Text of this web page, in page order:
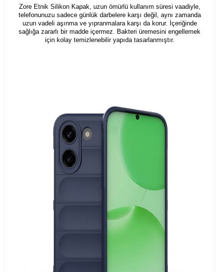
Zore Etnik Silikon Kapak, uzun ömürlü kullanım süresi vaadiyle,
telefonunuzu sadece günlük darbelere karşı değil, aynı zamanda
uzun vadeli aşınma ve yıpranmalara karşı da korur. İçeriğinde
sağlığa zararlı bir madde içermez. Bakteri üremesini engellemek
için kolay temizlenebilir yapıda tasarlanmıştır.